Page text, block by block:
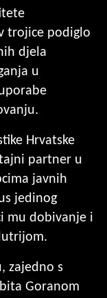
trojice podiglo
djela
u
Hrvatske
partner u
javnih
jedinog
mu dobivanje i
zajedno s
Goranom